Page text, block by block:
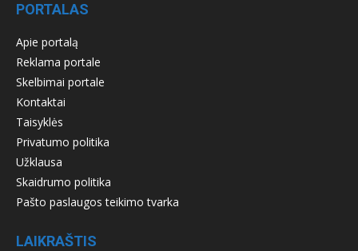
PORTALAS
Apie portalą
Reklama portale
Skelbimai portale
Kontaktai
Taisyklės
Privatumo politika
Užklausa
Skaidrumo politika
Pašto paslaugos teikimo tvarka
LAIKRAŠTIS